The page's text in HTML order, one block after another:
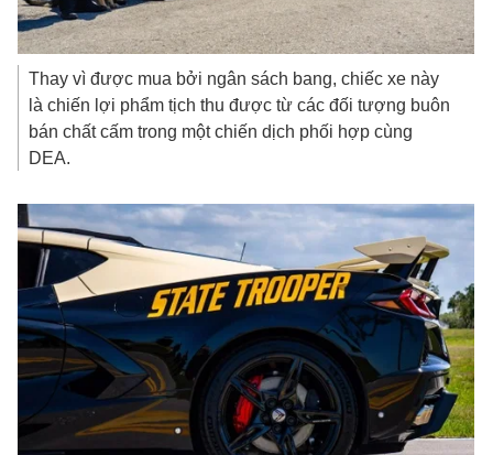
Thay vì được mua bởi ngân sách bang, chiếc xe này
là chiến lợi phẩm tịch thu được từ các đối tượng buôn
bán chất cấm trong một chiến dịch phối hợp cùng
DEA.